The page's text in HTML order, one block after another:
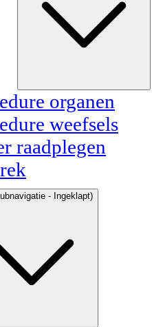
organen
weefsels
raadplegen
- Ingeklapt)